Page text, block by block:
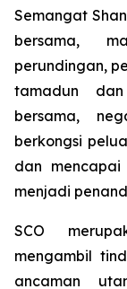
Semangat
bersama,
perundingan,
tamadun
bersama,
berkongsi
dan
menjadi
SCO
mengambil
ancaman